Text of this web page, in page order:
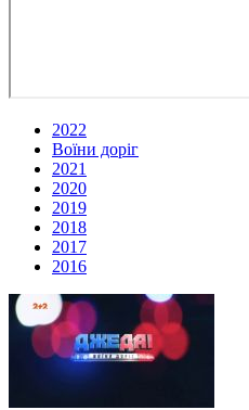
2022
Воїни доріг
2021
2020
2019
2018
2017
2016